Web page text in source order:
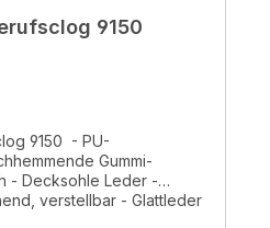
9150
9150 - PU-
Gummi-
- Decksohle Leder -
verstellbar - Glattleder